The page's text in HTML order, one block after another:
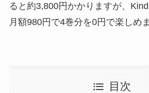
ると約3,800円かかりますが、
月額980円で4巻分を0円で楽しめま
目次